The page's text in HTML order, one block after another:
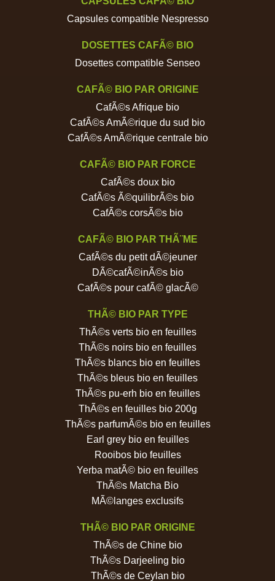
Capsules compatible Nespresso
DOSETTES CAFÃ© BIO
Dosettes compatible Senseo
CAFÃ© BIO PAR ORIGINE
CafÃ©s Afrique bio
CafÃ©s AmÃ©rique du sud bio
CafÃ©s AmÃ©rique centrale bio
CAFÃ© BIO PAR FORCE
CafÃ©s doux bio
CafÃ©s Ã©quilibrÃ©s bio
CafÃ©s corsÃ©s bio
CAFÃ© BIO PAR THÃ¨ME
CafÃ©s du petit dÃ©jeuner
DÃ©cafÃ©inÃ©s bio
CafÃ©s pour cafÃ© glacÃ©
THÃ© BIO PAR TYPE
ThÃ©s verts bio en feuilles
ThÃ©s noirs bio en feuilles
ThÃ©s blancs bio en feuilles
ThÃ©s bleus bio en feuilles
ThÃ©s pu-erh bio en feuilles
ThÃ©s en feuilles bio 200g
ThÃ©s parfumÃ©s bio en feuilles
Earl grey bio en feuilles
Rooibos bio feuilles
Yerba matÃ© bio en feuilles
ThÃ©s Matcha Bio
MÃ©langes exclusifs
THÃ© BIO PAR ORIGINE
ThÃ©s de Chine bio
ThÃ©s Darjeeling bio
ThÃ©s de Ceylan bio